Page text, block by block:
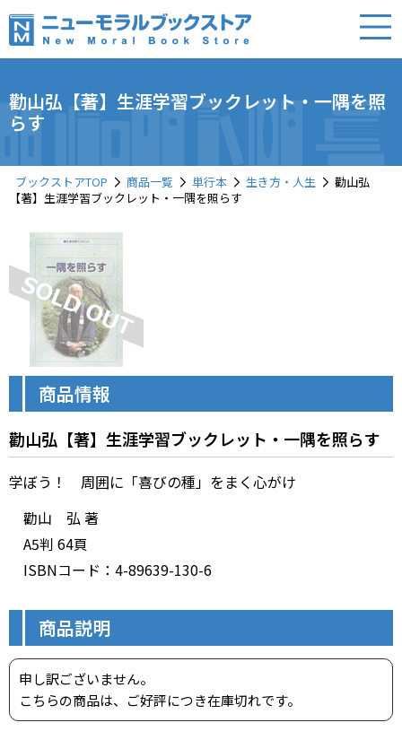
勸山弘【著】生涯学習ブックレット・一隅を照
らす
ブックストアTOP 商品一覧 単行本 生き方・人生
勸山弘
【著】生涯学習ブックレット・一隅を照らす
商品情報
勸山弘【著】生涯学習ブックレット・一隅を照らす
学ぼう！ 周囲に「喜びの種」をまく心がけ
勸山 弘 著
A5判 64頁
ISBNコード：4-89639-130-6
商品説明
申し訳ございません。
こちらの商品は、ご好評につき在庫切れです。